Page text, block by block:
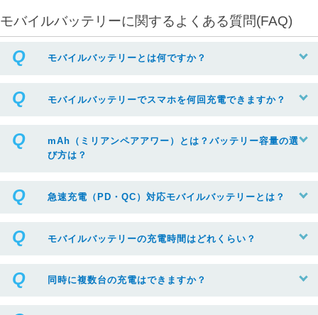
モバイルバッテリーに関するよくある質問(FAQ)
モバイルバッテリーとは何ですか？
モバイルバッテリーでスマホを何回充電できますか？
mAh（ミリアンペアアワー）とは？バッテリー容量の選
び方は？
急速充電（PD・QC）対応モバイルバッテリーとは？
モバイルバッテリーの充電時間はどれくらい？
同時に複数台の充電はできますか？